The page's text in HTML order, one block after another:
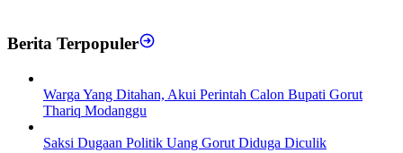
Berita Terpopuler
Warga Yang Ditahan, Akui Perintah Calon Bupati Gorut
Thariq Modanggu
Saksi Dugaan Politik Uang Gorut Diduga Diculik